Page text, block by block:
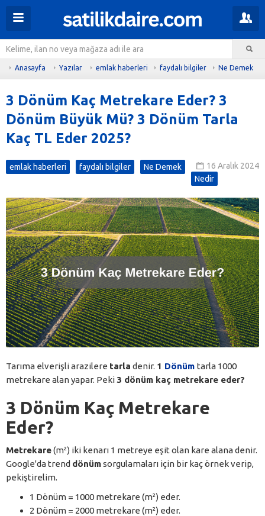
Anasayfa Yazılar emlak haberleri faydalı bilgiler Ne Demek
3 Dönüm Kaç Metrekare Eder? 3
Dönüm Büyük Mü? 3 Dönüm Tarla
Kaç TL Eder 2025?
16 Aralık 2024
emlak haberleri faydalı bilgiler
Ne Demek
Nedir
Tarıma elverişli arazilere tarla denir. 1 Dönüm tarla 1000
metrekare alan yapar. Peki3 dönüm kaç metrekare eder?
3 Dönüm Kaç Metrekare
Eder?
Metrekare(m²) iki kenarı 1 metreye eşit olan kare alana denir.
Google'da trend dönümsorgulamaları için bir kaç örnek verip,
pekiştirelim.
1 Dönüm = 1000 metrekare (m²) eder.
2 Dönüm = 2000 metrekare (m²) eder.